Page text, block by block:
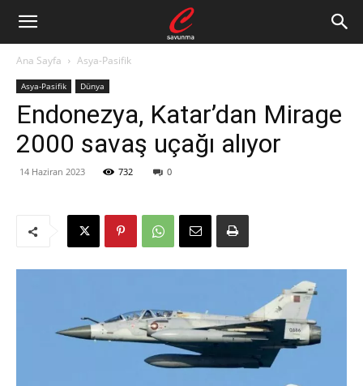
Ana Sayfa Asya-Pasifik
Asya-Pasifik Dünya
Endonezya, Katar’dan Mirage
2000 savaş uçağı alıyor
14 Haziran 2023 732 0